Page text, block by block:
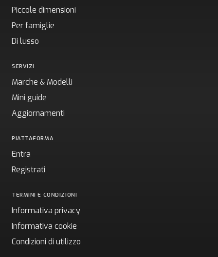
Piccole dimensioni
Per famiglie
Di lusso
SERVIZI
Marche & Modelli
Mini guide
Aggiornamenti
PIATTAFORMA
Entra
Registrati
TERMINI E CONDIZIONI
Informativa privacy
Informativa cookie
Condizioni di utilizzo